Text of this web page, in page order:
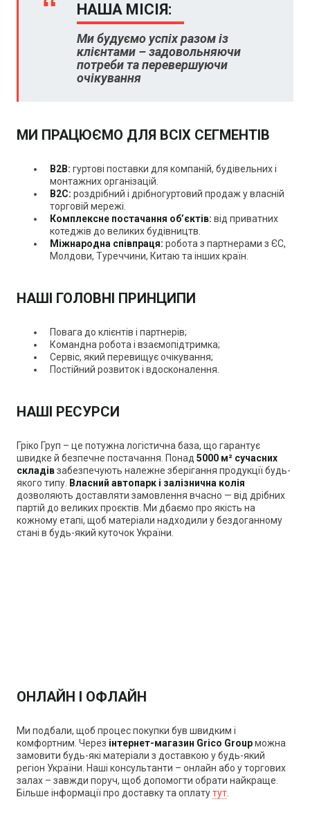
НАША МІСІЯ:
Ми будуємо успіх разом із
клієнтами –задовольняючи
потреби та перевершуючи
очікування
МИ ПРАЦЮЄМО ДЛЯ ВСІХ СЕГМЕНТІВ
B2B: гуртові поставки для компаній, будівельних і
монтажних організацій.
B2C: роздрібний і дрібногуртовий продаж у власній
торговій мережі.
Комплексне постачання об’єктів: від приватних
котеджів до великих будівництв.
Міжнародна співпраця: робота з партнерами з ЄС,
Молдови, Туреччини, Китаю та інших країн.
НАШІ ГОЛОВНІ ПРИНЦИПИ
Повага до клієнтів і партнерів;
Командна робота і взаємопідтримка;
Сервіс, який перевищує очікування;
Постійний розвиток і вдосконалення.
НАШІ РЕСУРСИ
Гріко Груп – це потужна логістична база, що гарантує
швидке й безпечне постачання. Понад 5000 м² сучасних
складівзабезпечують належне зберігання продукції будь-
якого типу. Власний автопарк і залізнична колія
дозволяють доставляти замовлення вчасно — від дрібних
партій до великих проєктів. Ми дбаємо про якість на
кожному етапі, щоб матеріали надходили у бездоганному
стані в будь-який куточок України.
ОНЛАЙН І ОФЛАЙН
Ми подбали, щоб процес покупки був швидким і
комфортним. Через інтернет-магазин Grico Groupможна
замовити будь-які матеріали з доставкою у будь-який
регіон України. Наші консультанти – онлайн або у торгових
залах – завжди поруч, щоб допомогти обрати найкраще.
Більше інформації про доставку та оплатутут